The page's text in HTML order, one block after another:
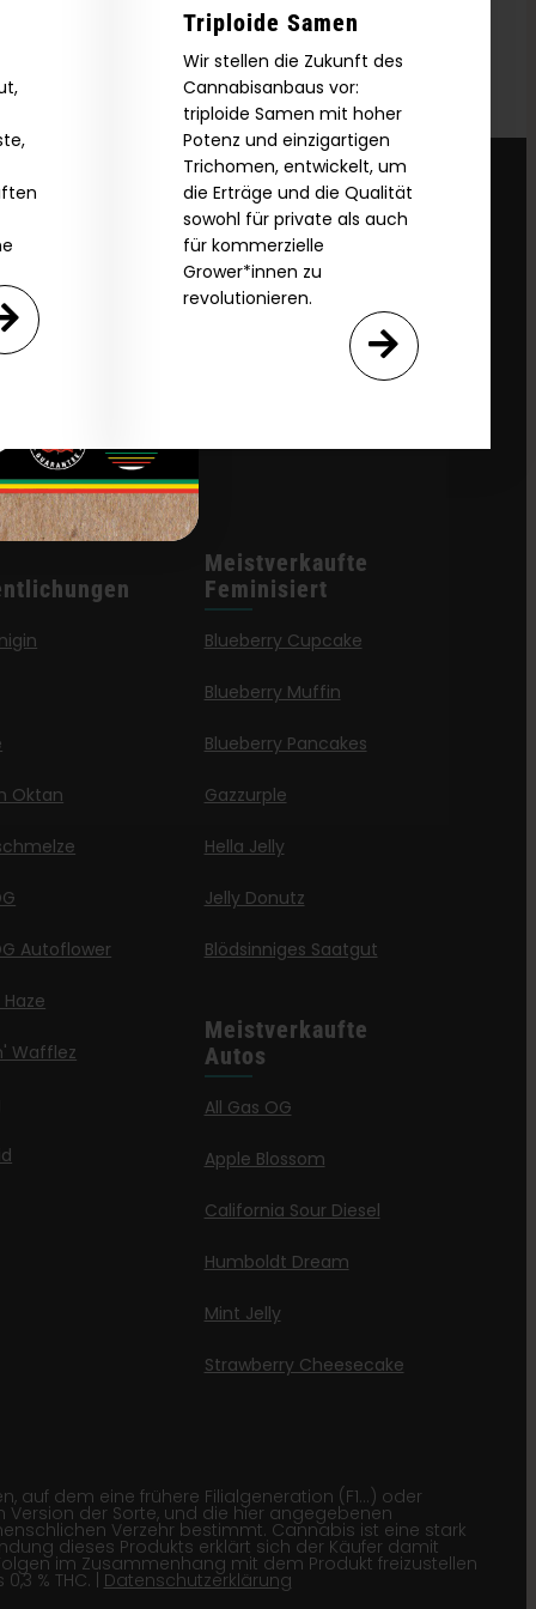
Triploide Samen
Wir stellen die Zukunft des
Cannabisanbaus vor:
triploide Samen mit hoher
Potenz und einzigartigen
Trichomen, entwickelt, um
die Erträge und die Qualität
sowohl für private als auch
für kommerzielle
Grower*innen zu
revolutionieren.
Oktan
Autoflower
Wafflez
Meistverkaufte
Feminisiert
Blueberry Cupcake
Blueberry Muffin
Blueberry Pancakes
Gazzurple
Hella Jelly
Jelly Donutz
Blödsinniges Saatgut
Meistverkaufte
Autos
All Gas OG
Apple Blossom
California Sour Diesel
Humboldt Dream
Mint Jelly
Strawberry Cheesecake
auf dem eine frühere Filialgeneration (F1…) oder
der Sorte, und die hier angegebenen
Verzehr bestimmt. Cannabis ist eine stark
dieses Produkts erklärt sich der Käufer damit
im Zusammenhang mit dem Produkt freizustellen
% THC. | Datenschutzerklärung